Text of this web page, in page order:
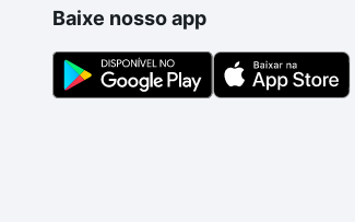
Baixe nosso app